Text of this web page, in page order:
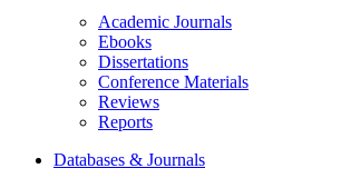
Academic Journals
Ebooks
Dissertations
Conference Materials
Reviews
Reports
Databases & Journals